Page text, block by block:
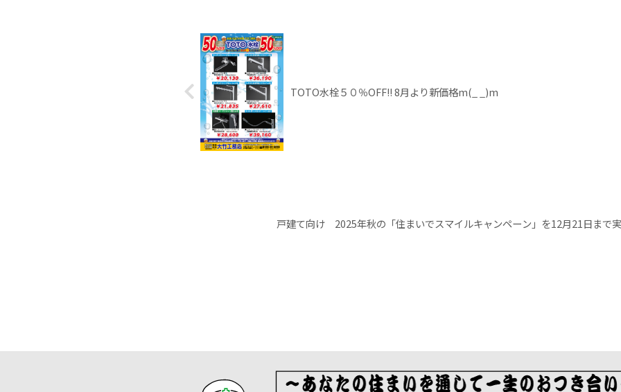
TOTO水栓５０％OFF!! 8月より新価格m(_ _)m
戸建て向け 2025年秋の「住まいでスマイルキャンペーン」を12月21日まで